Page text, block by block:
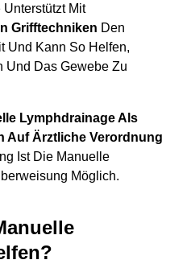
Mit
Grifftechniken Den
Und Kann So Helfen,
Und Das Gewebe Zu
Lymphdrainage Als
Auf Ärztliche Verordnung
Ist Die Manuelle
Möglich.